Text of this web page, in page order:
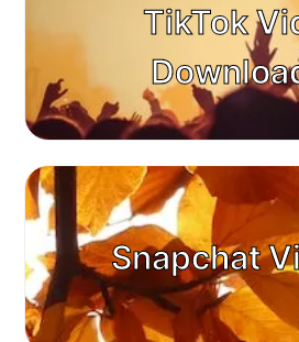
TikTok
Snapchat